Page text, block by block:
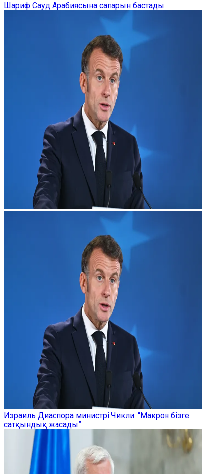
Шариф Сауд Арабиясына сапарын бастады
Израиль Диаспора министрі Чикли: “Макрон бізге
сатқындық жасады”